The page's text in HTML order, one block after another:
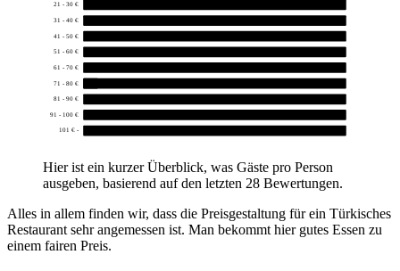
21 - 30 €
31 - 40 €
41 - 50 €
51 - 60 €
61 - 70 €
71 - 80 €
81 - 90 €
91 - 100 €
101 € -
Hier ist ein kurzer Überblick, was Gäste pro Person
ausgeben, basierend auf den letzten 28 Bewertungen.
Alles in allem finden wir, dass die Preisgestaltung für ein Türkisches
Restaurant sehr angemessen ist. Man bekommt hier gutes Essen zu
einem fairen Preis.